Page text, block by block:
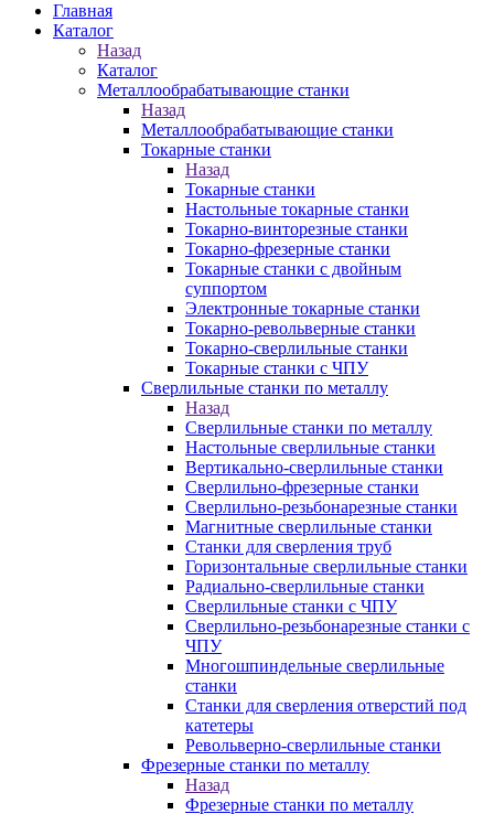
Главная
Каталог
Назад
Каталог
Металлообрабатывающие станки
Назад
Металлообрабатывающие станки
Токарные станки
Назад
Токарные станки
Настольные токарные станки
Токарно-винторезные станки
Токарно-фрезерные станки
Токарные станки с двойным
суппортом
Электронные токарные станки
Токарно-револьверные станки
Токарно-сверлильные станки
Токарные станки с ЧПУ
Сверлильные станки по металлу
Назад
Сверлильные станки по металлу
Настольные сверлильные станки
Вертикально-сверлильные станки
Сверлильно-фрезерные станки
Сверлильно-резьбонарезные станки
Магнитные сверлильные станки
Станки для сверления труб
Горизонтальные сверлильные станки
Радиально-сверлильные станки
Сверлильные станки с ЧПУ
Сверлильно-резьбонарезные станки с
ЧПУ
Многошпиндельные сверлильные
станки
Станки для сверления отверстий под
катетеры
Револьверно-сверлильные станки
Фрезерные станки по металлу
Назад
Фрезерные станки по металлу